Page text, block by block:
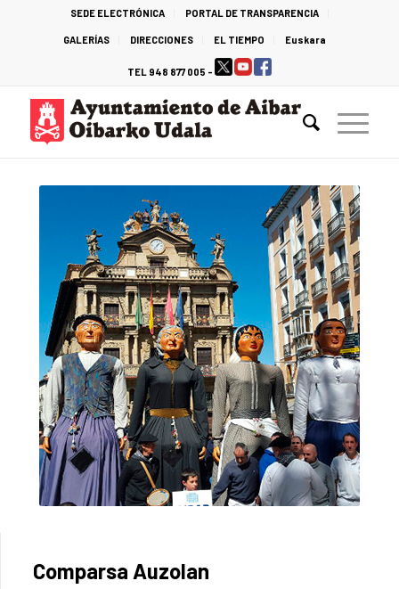
SEDE ELECTRÓNICA PORTAL DE TRANSPARENCIA
GALERÍAS DIRECCIONES EL TIEMPO Euskara
TEL 948 877 005 -
Comparsa Auzolan